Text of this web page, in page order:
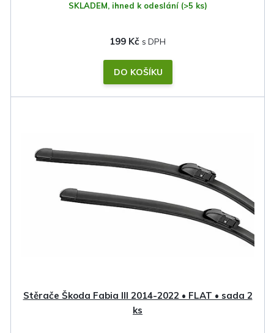
SKLADEM, ihned k odeslání (>5 ks)
199 Kč
DO KOŠÍKU
Stěrače Škoda Fabia III 2014-2022 • FLAT • sada 2
ks